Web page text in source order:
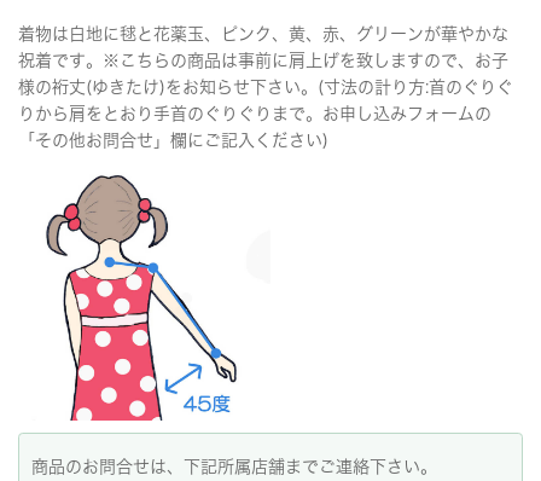
着物は白地に毬と花薬玉、ピンク、黄、赤、グリーンが華やかな
祝着です。※こちらの商品は事前に肩上げを致しますので、お子
様の裄丈(ゆきたけ)をお知らせ下さい。(寸法の計り方:首のぐりぐ
りから肩をとおり手首のぐりぐりまで。お申し込みフォームの
「その他お問合せ」欄にご記入ください)
商品のお問合せは、下記所属店舗までご連絡下さい。